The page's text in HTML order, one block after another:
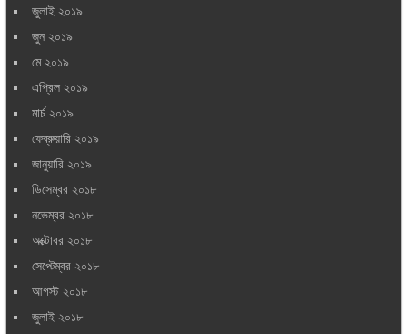
জুলাই ২০১৯
জুন ২০১৯
মে ২০১৯
এপ্রিল ২০১৯
মার্চ ২০১৯
ফেব্রুয়ারি ২০১৯
জানুয়ারি ২০১৯
ডিসেম্বর ২০১৮
নভেম্বর ২০১৮
অক্টোবর ২০১৮
সেপ্টেম্বর ২০১৮
আগস্ট ২০১৮
জুলাই ২০১৮